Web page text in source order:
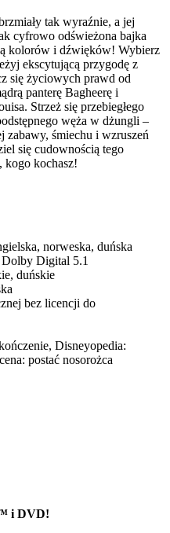
tak wyraźnie, a jej
cyfrowo odświeżona bajka
kolorów i dźwięków! Wybierz
ekscytującą przygodę z
się życiowych prawd od
panterę Bagheerę i
Strzeż się przebiegłego
węża w dżungli –
zabawy, śmiechu i wzruszeń
się cudownością tego
kogo kochasz!
norweska, duńska
Dolby Digital 5.1
duńskie
bez licencji do
Disneyopedia:
postać nosorożca
i DVD!